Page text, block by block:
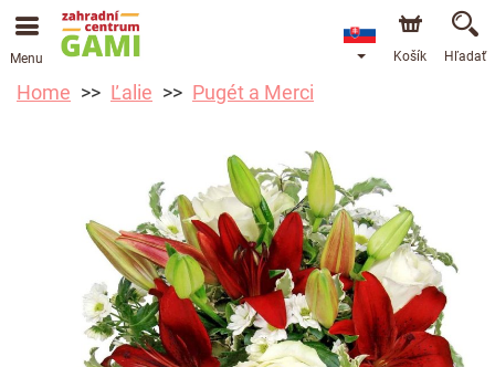
Menu Košík Hľadať
Home Ľalie Pugét a Merci